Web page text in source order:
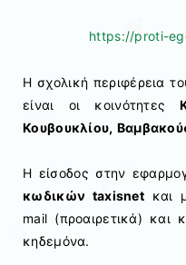
https://proti-
Η σχολική περιφέρεια
είναι οι κοινότητες
Κουβουκλίου,
Η είσοδος στην
κωδικών taxisnet και
mail (προαιρετικά) και
κηδεμόνα.